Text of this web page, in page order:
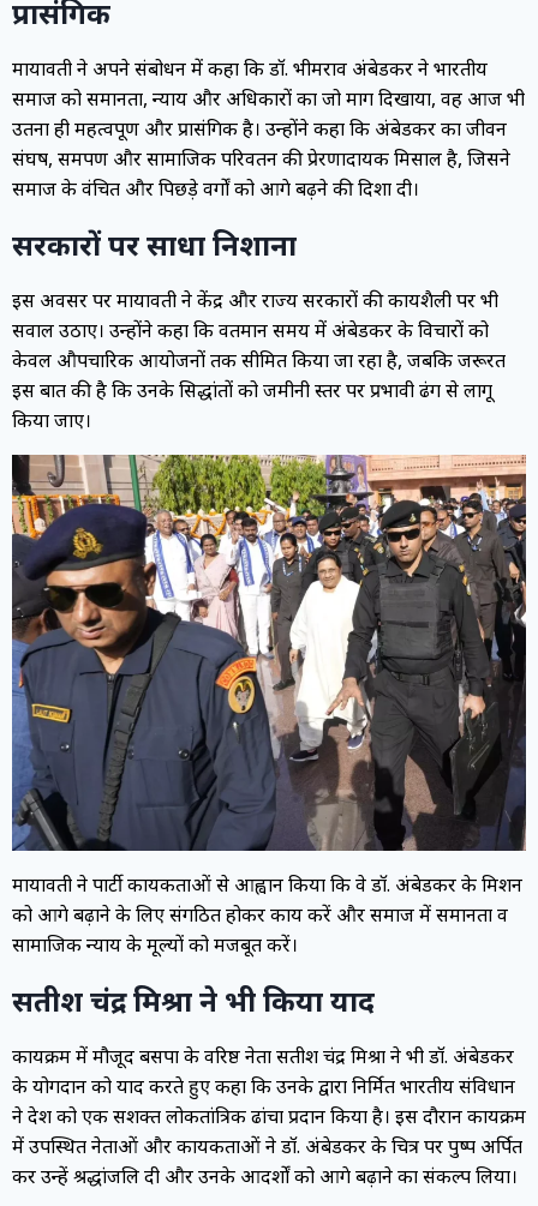
प्रासंगिक
मायावती ने अपने संबोधन में कहा कि डॉ. भीमराव अंबेडकर ने भारतीय
समाज को समानता, न्याय और अधिकारों का जो मार्ग दिखाया, वह आज भी
उतना ही महत्वपूर्ण और प्रासंगिक है। उन्होंने कहा कि अंबेडकर का जीवन
संघर्ष, समर्पण और सामाजिक परिवर्तन की प्रेरणादायक मिसाल है, जिसने
समाज के वंचित और पिछड़े वर्गों को आगे बढ़ने की दिशा दी।
सरकारों पर साधा निशाना
इस अवसर पर मायावती ने केंद्र और राज्य सरकारों की कार्यशैली पर भी
सवाल उठाए। उन्होंने कहा कि वर्तमान समय में अंबेडकर के विचारों को
केवल औपचारिक आयोजनों तक सीमित किया जा रहा है, जबकि जरूरत
इस बात की है कि उनके सिद्धांतों को जमीनी स्तर पर प्रभावी ढंग से लागू
किया जाए।
मायावती ने पार्टी कार्यकर्ताओं से आह्वान किया कि वे डॉ. अंबेडकर के मिशन
को आगे बढ़ाने के लिए संगठित होकर कार्य करें और समाज में समानता व
सामाजिक न्याय के मूल्यों को मजबूत करें।
सतीश चंद्र मिश्रा ने भी किया याद
कार्यक्रम में मौजूद बसपा के वरिष्ठ नेता सतीश चंद्र मिश्रा ने भी डॉ. अंबेडकर
के योगदान को याद करते हुए कहा कि उनके द्वारा निर्मित भारतीय संविधान
ने देश को एक सशक्त लोकतांत्रिक ढांचा प्रदान किया है। इस दौरान कार्यक्रम
में उपस्थित नेताओं और कार्यकर्ताओं ने डॉ. अंबेडकर के चित्र पर पुष्प अर्पित
कर उन्हें श्रद्धांजलि दी और उनके आदर्शों को आगे बढ़ाने का संकल्प लिया।